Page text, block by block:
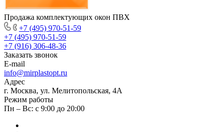
Продажа комплектующих окон ПВХ
+7 (495) 970-51-59
+7 (495) 970-51-59
+7 (916) 306-48-36
Заказать звонок
E-mail
info@mirplastopt.ru
Адрес
г. Москва, ул. Мелитопольская, 4А
Режим работы
Пн – Вс: с 9:00 до 20:00